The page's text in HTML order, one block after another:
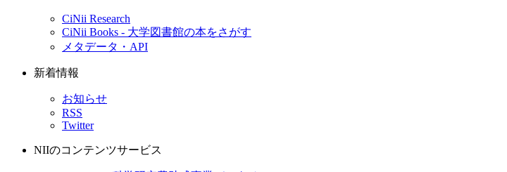
CiNii Research
CiNii Books - 大学図書館の本をさがす
メタデータ・API
新着情報
お知らせ
RSS
Twitter
NIIのコンテンツサービス